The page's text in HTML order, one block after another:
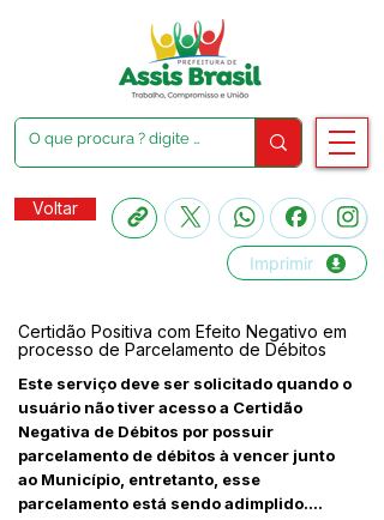
Voltar
Imprimir
Certidão Positiva com Efeito Negativo em
processo de Parcelamento de Débitos
Este serviço deve ser solicitado quando o
usuário não tiver acesso a Certidão
Negativa de Débitos por possuir
parcelamento de débitos à vencer junto
ao Município, entretanto, esse
parcelamento está sendo adimplido....